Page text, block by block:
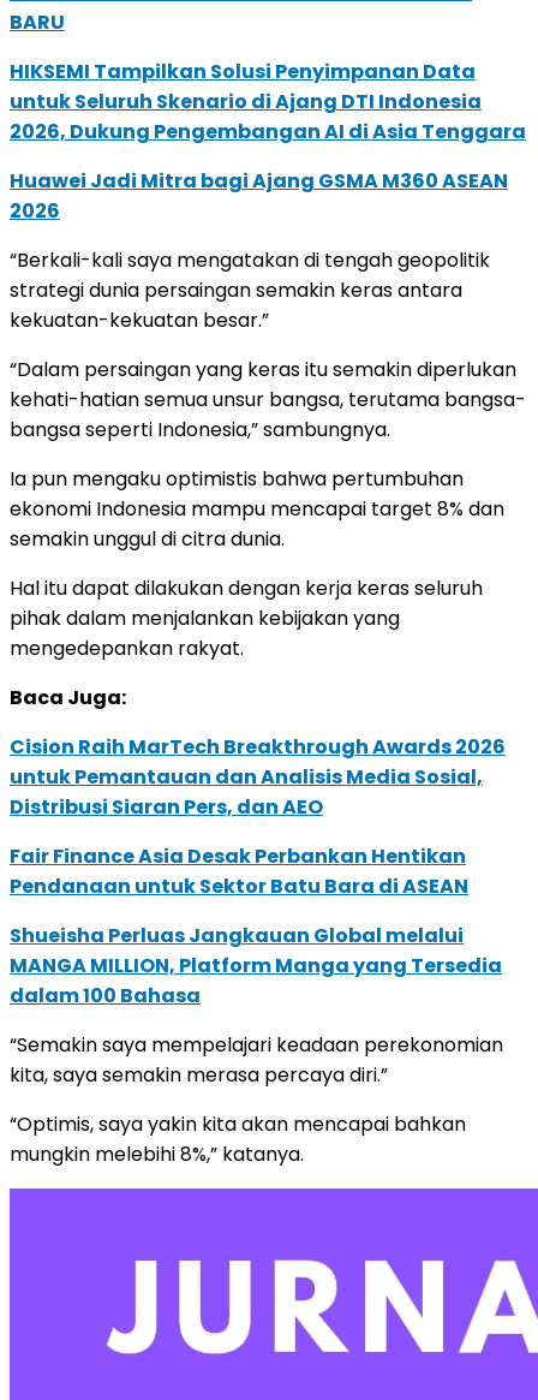
BARU
HIKSEMI Tampilkan Solusi Penyimpanan Data
untuk Seluruh Skenario di Ajang DTI Indonesia
2026, Dukung Pengembangan AI di Asia Tenggara
Huawei Jadi Mitra bagi Ajang GSMA M360 ASEAN
2026
“Berkali-kali saya mengatakan di tengah geopolitik
strategi dunia persaingan semakin keras antara
kekuatan-kekuatan besar.”
“Dalam persaingan yang keras itu semakin diperlukan
kehati-hatian semua unsur bangsa, terutama bangsa-
bangsa seperti Indonesia,” sambungnya.
Ia pun mengaku optimistis bahwa pertumbuhan
ekonomi Indonesia mampu mencapai target 8% dan
semakin unggul di citra dunia.
Hal itu dapat dilakukan dengan kerja keras seluruh
pihak dalam menjalankan kebijakan yang
mengedepankan rakyat.
Baca Juga:
Cision Raih MarTech Breakthrough Awards 2026
untuk Pemantauan dan Analisis Media Sosial,
Distribusi Siaran Pers, dan AEO
Fair Finance Asia Desak Perbankan Hentikan
Pendanaan untuk Sektor Batu Bara di ASEAN
Shueisha Perluas Jangkauan Global melalui
MANGA MILLION, Platform Manga yang Tersedia
dalam 100 Bahasa
“Semakin saya mempelajari keadaan perekonomian
kita, saya semakin merasa percaya diri.”
“Optimis, saya yakin kita akan mencapai bahkan
mungkin melebihi 8%,” katanya.